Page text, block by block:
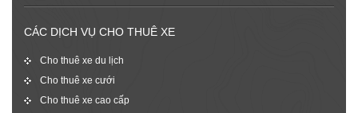
CÁC DỊCH VỤ CHO THUÊ XE
Cho thuê xe du lịch
Cho thuê xe cưới
Cho thuê xe cao cấp